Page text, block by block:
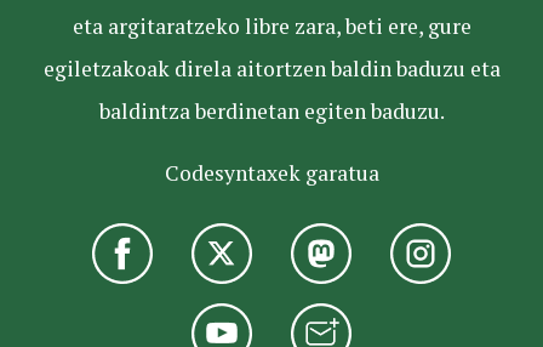
eta argitaratzeko libre zara, beti ere, gure
egiletzakoak direla aitortzen baldin baduzu eta
baldintza berdinetan egiten baduzu.
Codesyntaxek garatua